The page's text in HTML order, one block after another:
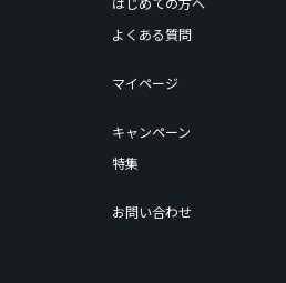
よくある質問
マイページ
キャンペーン
特集
お問い合わせ